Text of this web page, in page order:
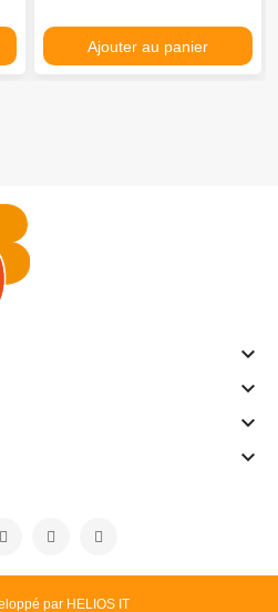
Ajouter au panier




par HELIOS IT